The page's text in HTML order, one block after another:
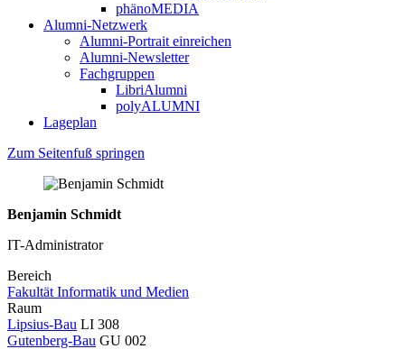
phänoMEDIA
Alumni-Netzwerk
Alumni-Portrait einreichen
Alumni-Newsletter
Fachgruppen
LibriAlumni
polyALUMNI
Lageplan
Zum Seitenfuß springen
Benjamin Schmidt
IT-Administrator
Bereich
Fakultät Informatik und Medien
Raum
Lipsius-Bau LI 308
Gutenberg-Bau GU 002